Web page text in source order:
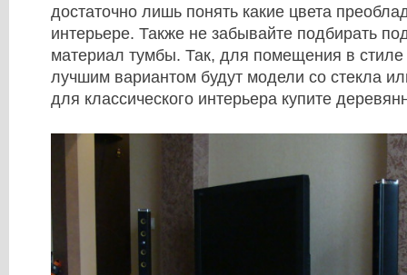
достаточно лишь понять какие цвета
интерьере. Также не забывайте подбирать
материал тумбы. Так, для помещения в
лучшим вариантом будут модели со стекла
для классического интерьера купите